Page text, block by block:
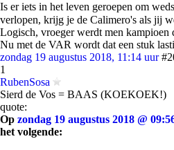
Is er iets in het leven geroepen om
verlopen, krijg je de Calimero's als jij
Logisch, vroeger werdt men kampioen
Nu met de VAR wordt dat een stuk
zondag 19 augustus 2018, 11:14 uur
1
RubenSosa
Sierd de Vos = BAAS (KOEKOEK!)
quote:
Op zondag 19 augustus 2018 @
het volgende: